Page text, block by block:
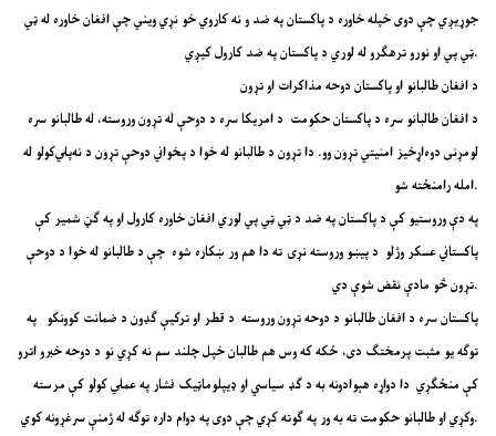
جوړیږي چې دوی خپله خاوره د پاکستان په ضد و نه کاروي خو نړي ویني چې افغان خاوره له ټي
ټي پي او نورو ترهګرو له لوري د پاکستان په ضد کارول کیږي.
د افغان طالبانو او پاکستان دوحه مذاکرات او تړون
د افغان طالبانو سره د پاکستان حکومت د امریکا سره د دوحې له تړون وروسته، له طالبانو سره
لومړنی دوه‌اړخیز امنیتي تړون وو. دا تړون د طالبانو له خوا د پخواني دوحې تړون د نه‌پلي‌کولو له
امله رامنځته شو.
پاکستاني عسکر وژلو د پیښو وروسته نړۍ ته دا هم ور ښکاره شوه چې د طالبانو له خوا د دوحې
تړون څو مادې نقض شوې دي.
توګه یو مثبت پرمختګ دی، ځکه که وس هم طالبان خپل چلند سم نه کړي نو د دوحه خبرو اترو
کې منځګړي دا دواړه هېوادونه به د ګډ سیاسي او ډیپلوماټیک فشار په عملي کولو کې مرسته
وکړي او طالبانو حکومت ته به ور په ګوته کړي چې دوی په دوام داره توګه له ژمنې سرغړونه کوي.